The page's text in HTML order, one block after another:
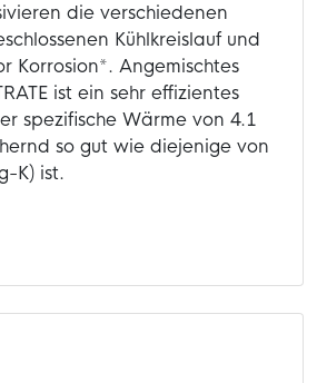
die verschiedenen
Kühlkreislauf und
Korrosion*. Angemischtes
ist ein sehr effizientes
spezifische Wärme von 4.1
so gut wie diejenige von
K) ist.